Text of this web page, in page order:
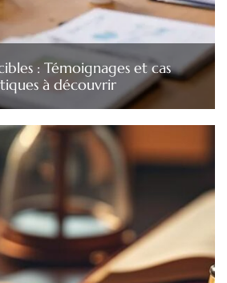
: Témoignages et cas
à découvrir